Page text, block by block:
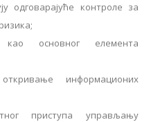
одговарајуће контроле за
основног елемента
информационих
приступа управљању